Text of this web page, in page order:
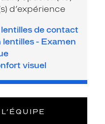
d’expérience
de contact
- Examen
visuel